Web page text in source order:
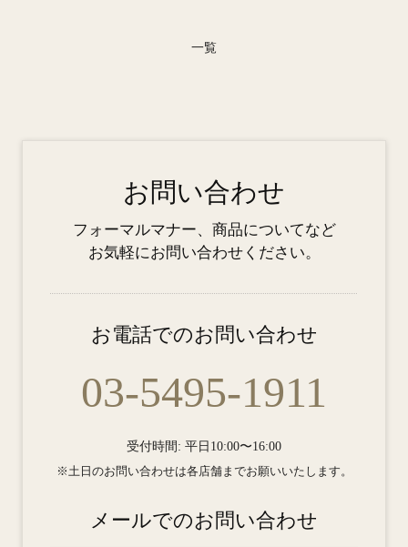
一覧
お問い合わせ
フォーマルマナー、商品についてなど
お気軽にお問い合わせください。
お電話でのお問い合わせ
03-5495-1911
受付時間: 平日10:00〜16:00
※土日のお問い合わせは各店舗までお願いいたします。
メールでのお問い合わせ